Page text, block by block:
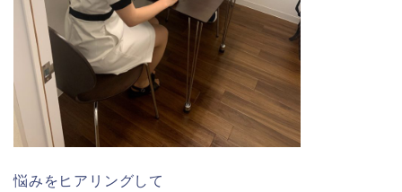
悩みをヒアリングして